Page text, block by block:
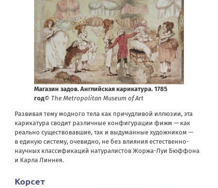
Магазин задов. Английская карикатура. 1785
год© The Metropolitan Museum of Art
Развивая тему модного тела как причудливой иллюзии, эта
карикатура сводит различные конфигурации фижм — как
реально существовавшие, так и выдуманные художником —
в единую систему, очевидно, не без влияния естественно-
научных классификаций натуралистов Жоржа-Луи Бюффона
и Карла Линнея.
Корсет